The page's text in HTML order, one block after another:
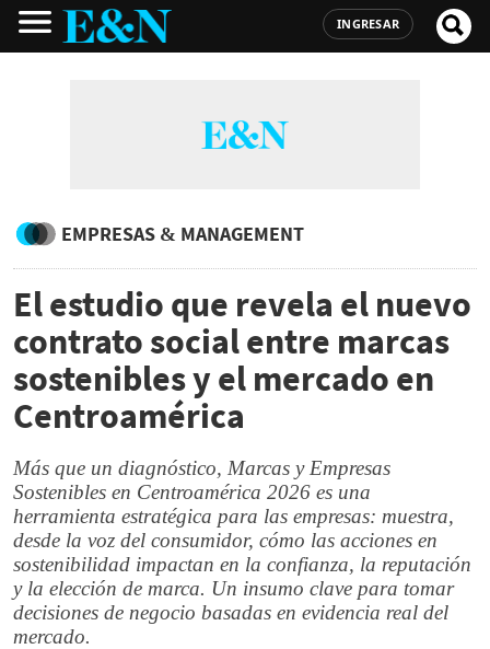
INGRESAR
EMPRESAS & MANAGEMENT
El estudio que revela el nuevo
contrato social entre marcas
sostenibles y el mercado en
Centroamérica
Más que un diagnóstico, Marcas y Empresas
Sostenibles en Centroamérica 2026 es una
herramienta estratégica para las empresas: muestra,
desde la voz del consumidor, cómo las acciones en
sostenibilidad impactan en la confianza, la reputación
y la elección de marca. Un insumo clave para tomar
decisiones de negocio basadas en evidencia real del
mercado.